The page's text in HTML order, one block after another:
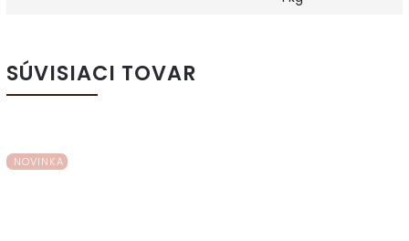
SÚVISIACI TOVAR
NOVINKA